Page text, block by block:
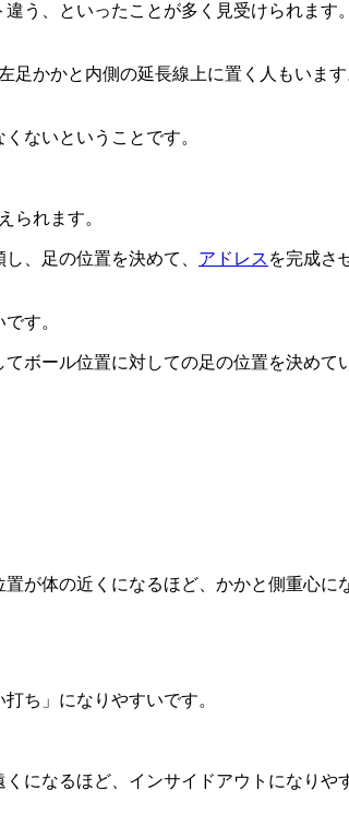
う、といったことが多く見受けられます
かかと内側の延長線上に置く人もいま
ないということです。
られます。
、足の位置を決めて、 アドレス を完成さ
す。
ボール位置に対しての足の位置を決めて
が体の近くになるほど、かかと側重心に
ち」になりやすいです。
になるほど、インサイドアウトになりや